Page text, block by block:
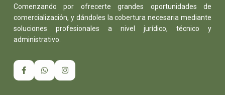
Comenzando por ofrecerte grandes oportunidades de
comercialización, y dándoles la cobertura necesaria mediante
soluciones profesionales a nivel jurídico, técnico y
administrativo.